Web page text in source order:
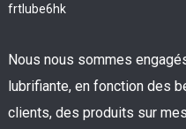
Nous nous sommes
lubrifiante, en fonction des
clients, des produits sur